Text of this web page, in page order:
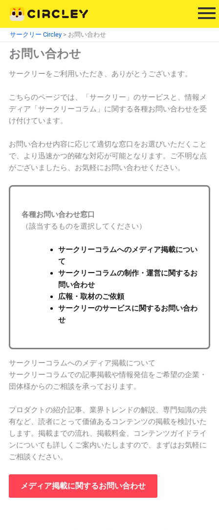
を
サークリー Circley > お問い合わせ
お問い合わせ
サークリーをご利用いただき、ありがとうございます。
こちらのページでは、「サークリー」のサービスと、情報メ
ディア「サークリーコラム」に関する各種お問い合わせを受
け付けています。
お問い合わせ内容に応じて適切な窓口をお選びいただくこと
で、より迅速かつ的確な対応が可能となります。ご不明な点
がございましたら、お気軽にお問い合わせください。
各種お問い合わせ窓口
（該当するものを選択してください）
サークリーコラムへのメディア掲載につい
て
サークリーコラムの制作・運営に関するお
問い合わせ
広報・取材のご依頼
サークリーのサービスに関するお問い合わ
せ
サークリーコラムへのメディア掲載について
サークリーコラムでの記事掲載や情報発信をご希望の企業・
団体様からのご相談を承っております。
プロダクトの紹介記事、業界トレンドの解説、専門知識の共
有など、読者にとって価値あるコンテンツの掲載を検討いた
します。掲載までの流れ、掲載料金、コンテンツガイドライ
ンについても詳しくご案内いたしますので、まずはお気軽に
ご相談ください。
メディア掲載に関するお問い合わせ